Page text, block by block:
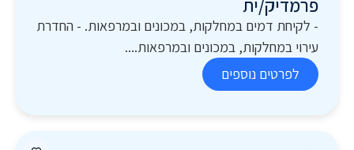
פרמדיק/ית
- לקיחת דמים במחלקות, במכונים ובמרפאות. - החדרת
עירוי במחלקות, במכונים ובמרפאות....
לפרטים נוספים